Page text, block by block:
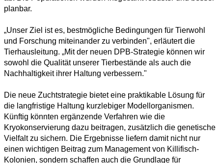
planbar.
„Unser Ziel ist es, bestmögliche Bedingungen für Tierwohl
und Forschung miteinander zu verbinden", erläutert die
Tierhausleitung. „Mit der neuen DPB-Strategie können wir
sowohl die Qualität unserer Tierbestände als auch die
Nachhaltigkeit ihrer Haltung verbessern."
Die neue Zuchtstrategie bietet eine praktikable Lösung für
die langfristige Haltung kurzlebiger Modellorganismen.
Künftig könnten ergänzende Verfahren wie die
Kryokonservierung dazu beitragen, zusätzlich die genetische
Vielfalt zu sichern. Die Ergebnisse liefern damit nicht nur
einen wichtigen Beitrag zum Management von Killifisch-
Kolonien, sondern schaffen auch die Grundlage für